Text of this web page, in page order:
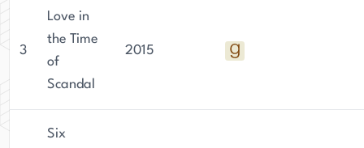
3
Love in
the Time
of
Scandal
2015
Six